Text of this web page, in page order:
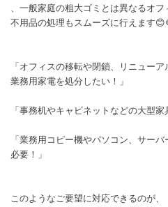
、一般家庭の粗大ゴミとは異なるオフ
不用品の処理もスムーズに行えます
「オフィスの移転や閉鎖、リニュー
業務用家電を処分したい！」
「事務机やキャビネットなどの大型
「業務用コピー機やパソコン、サー
必要！」
このようなご要望に対応できるのが、